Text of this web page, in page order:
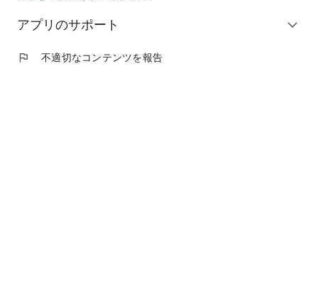
ーク中のランチもご家族とのディナーも毎日お得に美味しく楽
◎特別な日には、いつもは手を出せない高級店特集「至高の銘
店」をデリバリーで頼んで、自宅で最高の贅沢を味わおう！
アプリのサポート expand_more
flag 不適切なコンテンツを報告